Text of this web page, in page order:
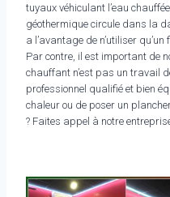
tuyaux véhiculant l’eau
géothermique circule dans la
a l’avantage de n’utiliser
Par contre, il est important de
chauffant n’est pas un travail
professionnel qualifié et bien
chaleur ou de poser un
? Faites appel à notre